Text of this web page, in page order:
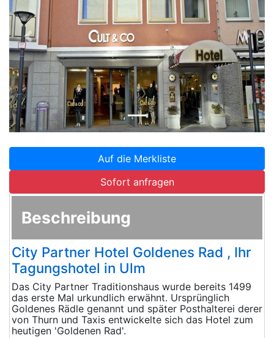
Zurück
Auf die Merkliste
Sofort anfragen
Beschreibung
City Partner Hotel Goldenes Rad , Ihr
Tagungshotel in Ulm
Das City Partner Traditionshaus wurde bereits 1499
das erste Mal urkundlich erwähnt. Ursprünglich
Goldenes Rädle genannt und später Posthalterei derer
von Thurn und Taxis entwickelte sich das Hotel zum
heutigen 'Goldenen Rad'.